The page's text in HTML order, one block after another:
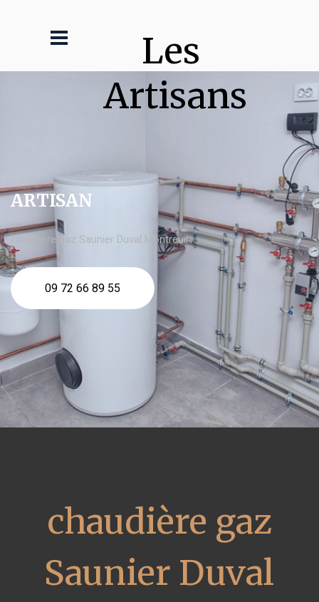
Les
Artisans
ARTISAN
chaudière gaz Saunier Duval Montreuil
09 72 66 89 55
chaudière gaz
Saunier Duval